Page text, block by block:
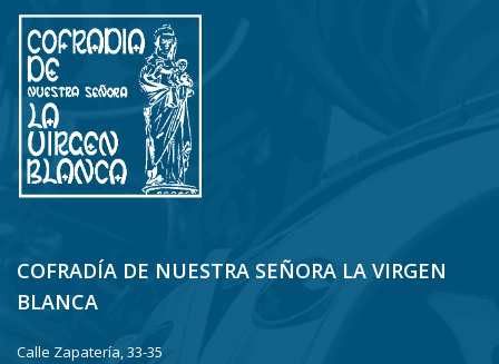
COFRADÍA DE NUESTRA SEÑORA LA VIRGEN
BLANCA
Calle Zapatería, 33-35